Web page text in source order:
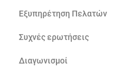
Εξυπηρέτηση Πελατών
Συχνές ερωτήσεις
Διαγωνισμοί